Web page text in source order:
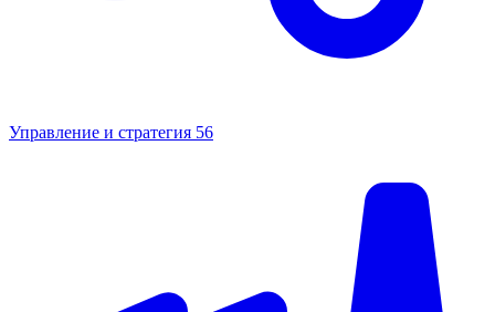
Управление и стратегия 56